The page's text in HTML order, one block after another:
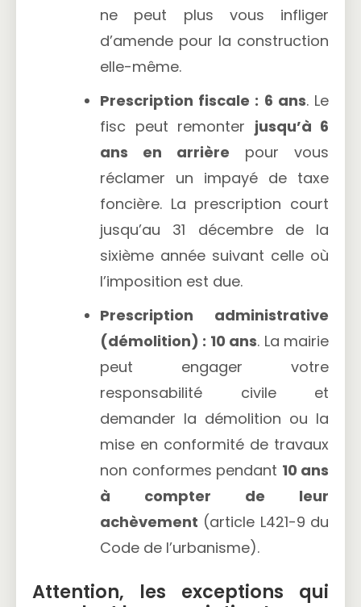
ne peut plus vous infliger
d’amende pour la construction
elle-même.
Prescription fiscale : 6 ans. Le
fisc peut remonter jusqu’à 6
ans en arrière pour vous
réclamer un impayé de taxe
foncière. La prescription court
jusqu’au 31 décembre de la
sixième année suivant celle où
l’imposition est due.
Prescription administrative
(démolition) : 10 ans. La mairie
peut engager votre
responsabilité civile et
demander la démolition ou la
mise en conformité de travaux
non conformes pendant 10 ans
à compter de leur
achèvement (article L421-9 du
Code de l’urbanisme).
Attention, les exceptions qui